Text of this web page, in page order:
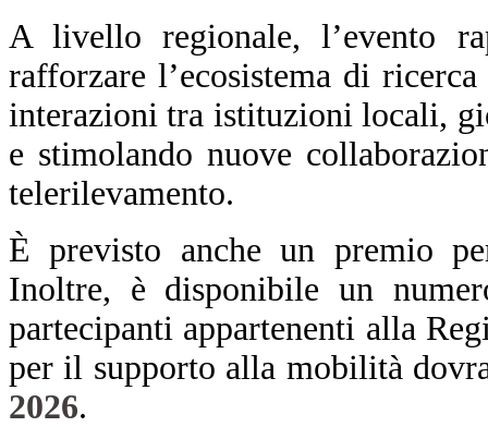
A livello regionale, l’evento
rafforzare l’ecosistema di
interazioni tra istituzioni locali,
e stimolando nuove
telerilevamento.
È previsto anche un premio
Inoltre, è disponibile un
partecipanti appartenenti alla
per il supporto alla mobilità
2026.